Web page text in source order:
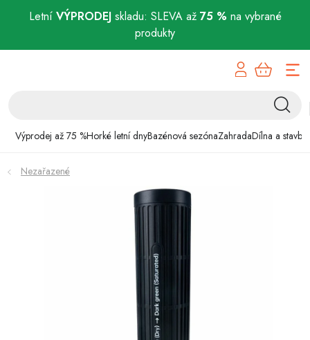
Letní VÝPRODEJskladu: SLEVA až 75 % na vybrané
produkty
Výprodej až 75 %Horké letní dnyBazénová sezónaZahradaDílna a stavba
Bazénová sezóna
Zahrada
Chovatelské potřeby
Nezařazené